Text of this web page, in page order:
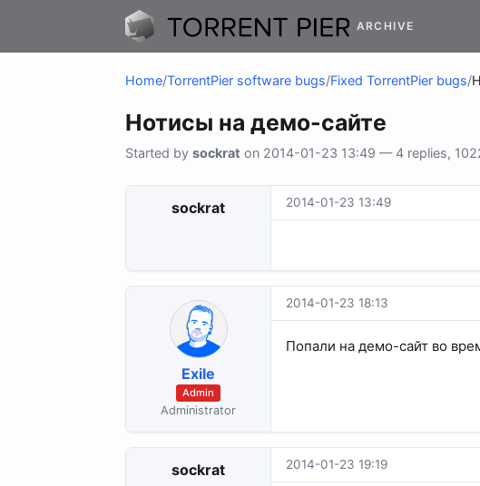
ARCHIVE
Home/TorrentPier software bugs/Fixed TorrentPier bugs/
Нотисы на демо-сайте
Started by sockrat on 2014-01-23 13:49 — 4 replies,
sockrat 2014-01-23 13:49
Exile
Admin
Administrator
2014-01-23 18:13
Попали на демо-сайт во
sockrat 2014-01-23 19:19